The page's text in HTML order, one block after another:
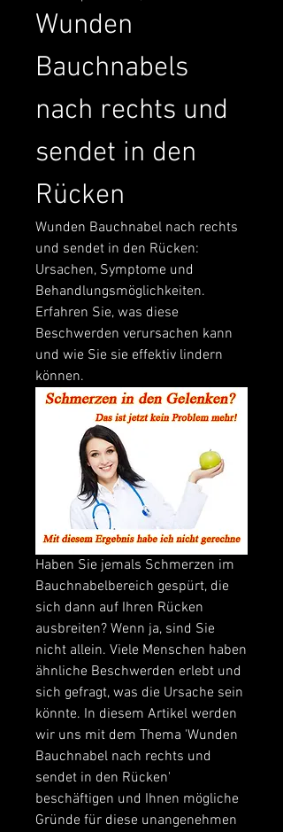
Wunden
Bauchnabels
nach rechts und
sendet in den
Rücken
Wunden Bauchnabel nach rechts
und sendet in den Rücken:
Ursachen, Symptome und
Behandlungsmöglichkeiten.
Erfahren Sie, was diese
Beschwerden verursachen kann
und wie Sie sie effektiv lindern
können.
Haben Sie jemals Schmerzen im
Bauchnabelbereich gespürt, die
sich dann auf Ihren Rücken
ausbreiten? Wenn ja, sind Sie
nicht allein. Viele Menschen haben
ähnliche Beschwerden erlebt und
sich gefragt, was die Ursache sein
könnte. In diesem Artikel werden
wir uns mit dem Thema 'Wunden
Bauchnabel nach rechts und
sendet in den Rücken'
beschäftigen und Ihnen mögliche
Gründe für diese unangenehmen